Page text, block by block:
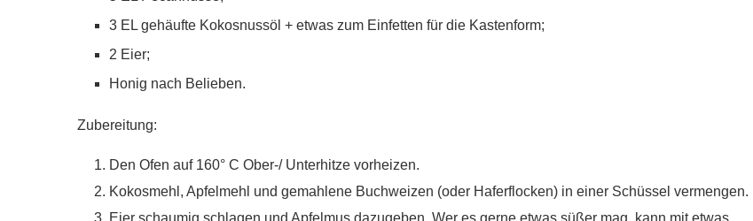
3 EL gehäufte Kokosnussöl + etwas zum Einfetten für die Kastenform;
2 Eier;
Honig nach Belieben.
Zubereitung:
Den Ofen auf 160° C Ober-/ Unterhitze vorheizen.
Kokosmehl, Apfelmehl und gemahlene Buchweizen (oder Haferflocken) in einer Schüssel vermengen.
Eier schaumig schlagen und Apfelmus dazugeben. Wer es gerne etwas süßer mag, kann mit etwas